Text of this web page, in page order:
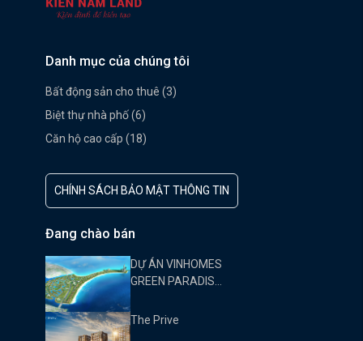
Danh mục của chúng tôi
Bất động sản cho thuê (3)
Biệt thự nhà phố (6)
Căn hộ cao cấp (18)
CHÍNH SÁCH BẢO MẬT THÔNG TIN
Đang chào bán
DỰ ÁN VINHOMES
GREEN PARADISE
The Prive